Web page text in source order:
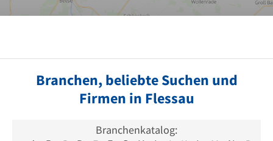
Branchen, beliebte Suchen und
Firmen in Flessau
Branchenkatalog: